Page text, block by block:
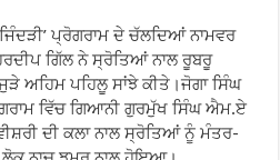
ਪ੍ਰੋਗਰਾਮ ਦੇ ਚੱਲਦਿਆਂ ਨਾਮਵਰ
ਗਿੱਲ ਨੇ ਸ੍ਰੋਤਿਆਂ ਨਾਲ ਰੂਬਰੂ
ਅਹਿਮ ਪਹਿਲੂ ਸਾਂਝੇ ਕੀਤੇ।ਜੋਗਾ ਸਿੰਘ
ਵਿੱਚ ਗਿਆਨੀ ਗੁਰਮੁੱਖ ਸਿੰਘ ਐਮ.ਏ
ਦੀ ਕਲਾ ਨਾਲ ਸ੍ਰੋਤਿਆਂ ਨੂੰ ਮੰਤਰ-